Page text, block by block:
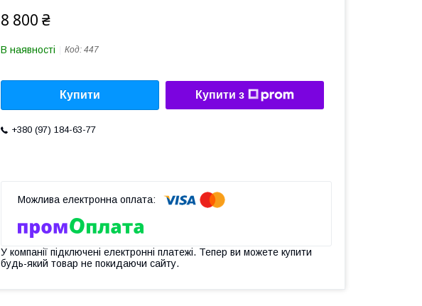
8 800 ₴
В наявності Код: 447
Купити Купити з
+380 (97) 184-63-77
У компанії підключені електронні платежі. Тепер ви можете купити
будь-який товар не покидаючи сайту.